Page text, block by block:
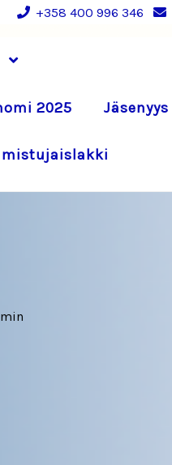
+358 400 996 346
2025 Jäsenyys